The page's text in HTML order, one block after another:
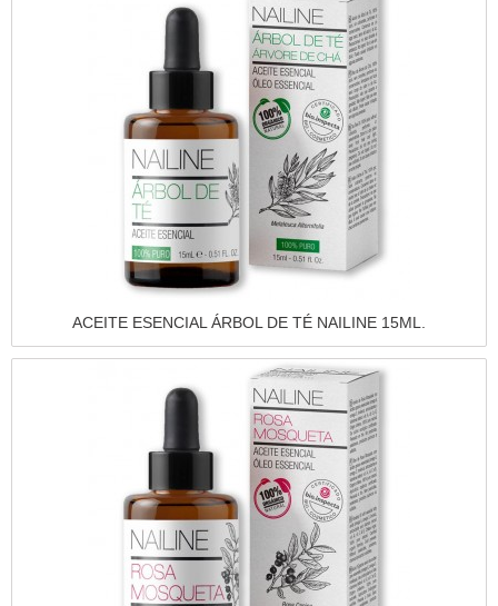
Vista rápida
ACEITE ESENCIAL ÁRBOL DE TÉ NAILINE 15ML.